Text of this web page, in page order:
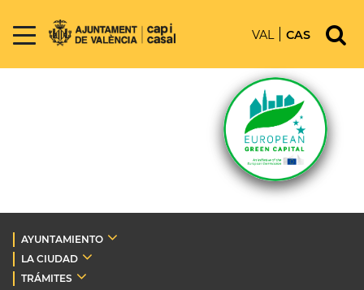
VAL CAS
AYUNTAMIENTO
LA CIUDAD
TRÁMITES